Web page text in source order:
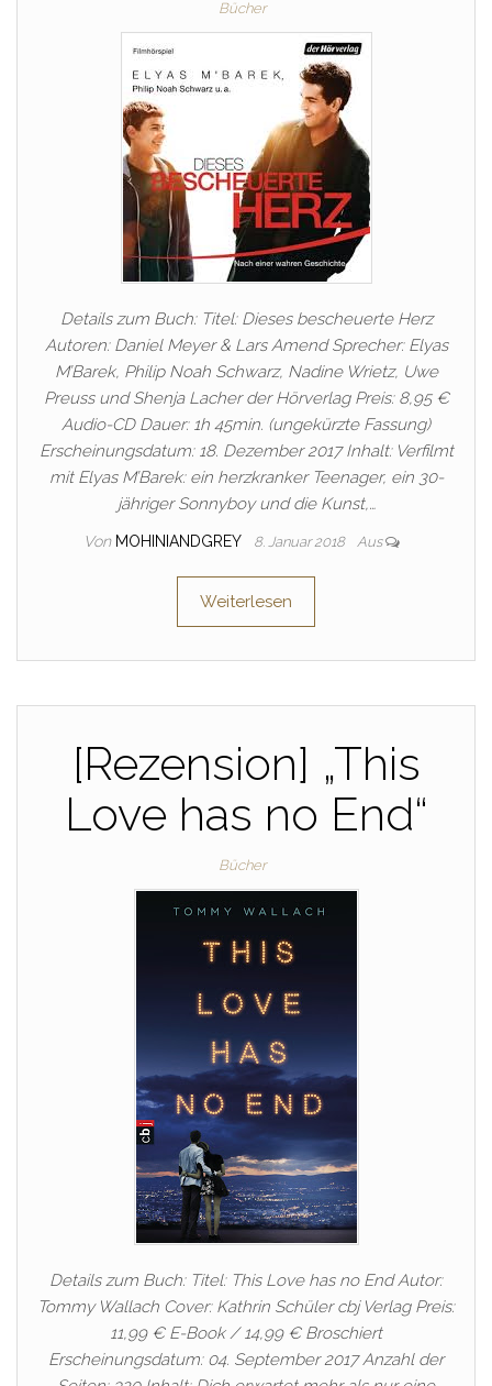
Bücher
Details zum Buch: Titel: Dieses bescheuerte Herz
Autoren: Daniel Meyer & Lars Amend Sprecher: Elyas
M’Barek, Philip Noah Schwarz, Nadine Wrietz, Uwe
Preuss und Shenja Lacher der Hörverlag Preis: 8,95 €
Audio-CD Dauer: 1h 45min. (ungekürzte Fassung)
Erscheinungsdatum: 18. Dezember 2017 Inhalt: Verfilmt
mit Elyas M’Barek: ein herzkranker Teenager, ein 30-
jähriger Sonnyboy und die Kunst,…
Von MOHINIANDGREY 8. Januar 2018 Aus
Weiterlesen
[Rezension] „This
Love has no End“
Bücher
Details zum Buch: Titel: This Love has no End Autor:
Tommy Wallach Cover: Kathrin Schüler cbj Verlag Preis:
11,99 € E-Book / 14,99 € Broschiert
Erscheinungsdatum: 04. September 2017 Anzahl der